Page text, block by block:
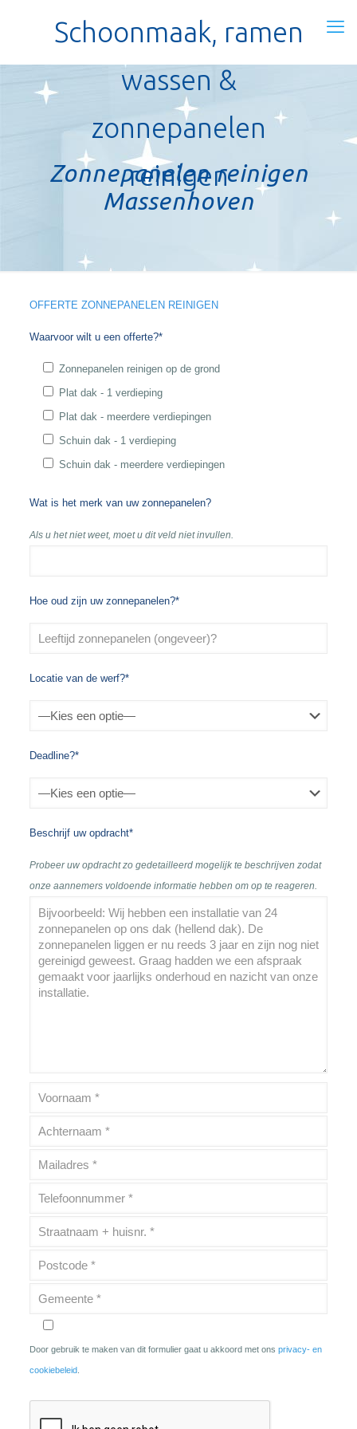
Schoonmaak, ramen
wassen &
zonnepanelen
reinigen
Zonnepanelen reinigen
Massenhoven
OFFERTE ZONNEPANELEN REINIGEN
Waarvoor wilt u een offerte?*
Zonnepanelen reinigen op de grond
Plat dak - 1 verdieping
Plat dak - meerdere verdiepingen
Schuin dak - 1 verdieping
Schuin dak - meerdere verdiepingen
Wat is het merk van uw zonnepanelen?
Als u het niet weet, moet u dit veld niet invullen.
Hoe oud zijn uw zonnepanelen?*
Locatie van de werf?*
Deadline?*
Beschrijf uw opdracht*
Probeer uw opdracht zo gedetailleerd mogelijk te beschrijven zodat
onze aannemers voldoende informatie hebben om op te reageren.
Door gebruik te maken van dit formulier gaat u akkoord met ons privacy- en
cookiebeleid.